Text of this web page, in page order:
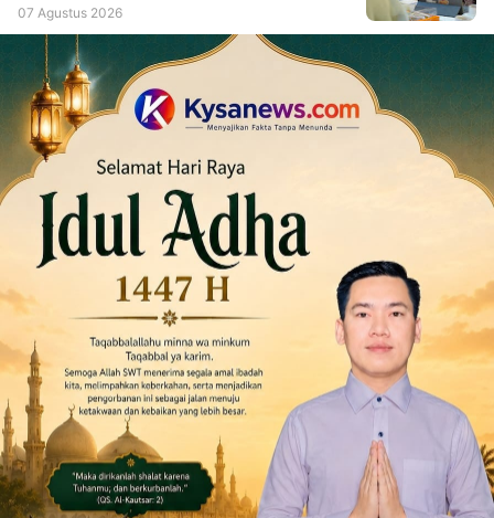
07 Agustus 2026